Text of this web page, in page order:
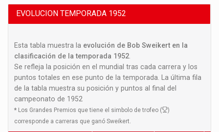
EVOLUCION TEMPORADA 1952
Esta tabla muestra la evolución de Bob Sweikert en la
clasificación de la temporada 1952
Se refleja la posición en el mundial tras cada carrera y los
puntos totales en ese punto de la temporada. La última fila
de la tabla muestra su posición y puntos al final del
campeonato de 1952
* Los Grandes Premios que tiene el simbolo de trofeo (
)
corresponde a carreras que ganó Sweikert.